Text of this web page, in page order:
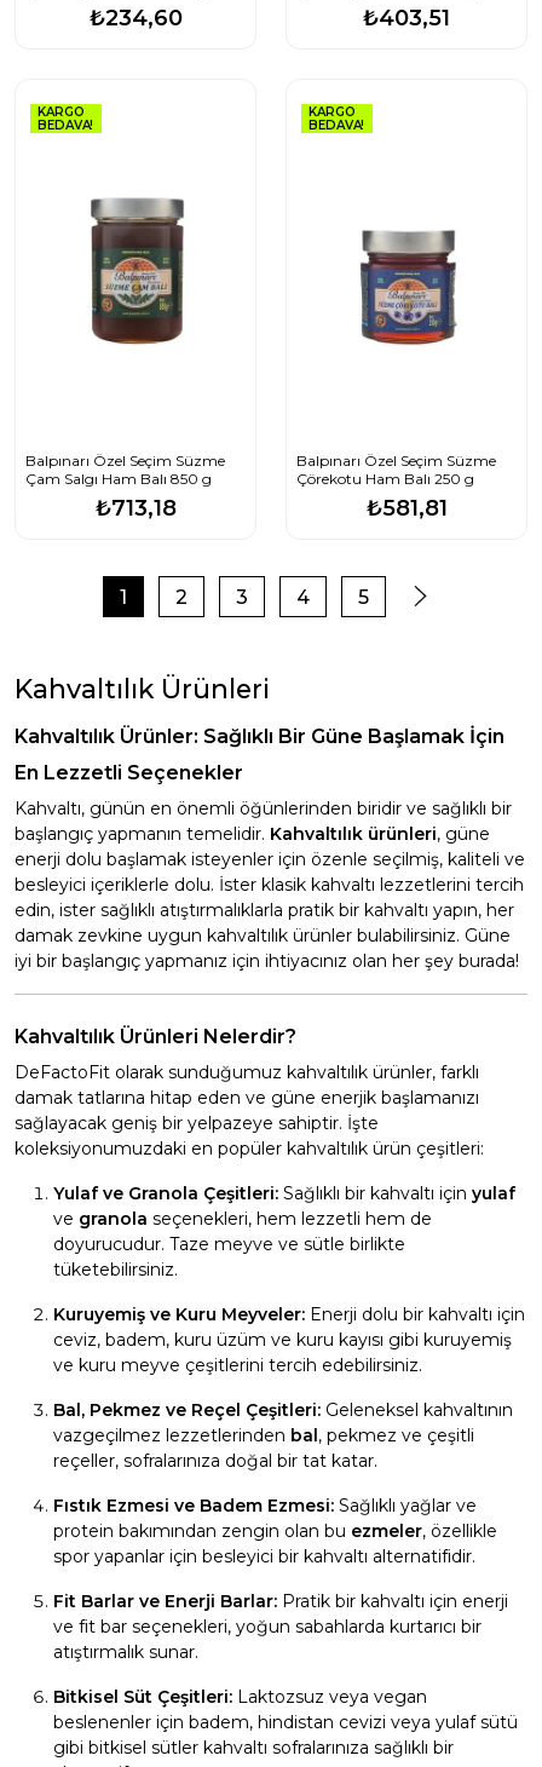
₺234,60 ₺403,51
KARGO
BEDAVA!
Balpınarı Özel Seçim Süzme
Çam Salgı Ham Balı 850 g
₺713,18
KARGO
BEDAVA!
Balpınarı Özel Seçim Süzme
Çörekotu Ham Balı 250 g
₺581,81
1 2 3 4 5
Kahvaltılık Ürünleri
Kahvaltılık Ürünler: Sağlıklı Bir Güne Başlamak İçin
En Lezzetli Seçenekler
Kahvaltı, günün en önemli öğünlerinden biridir ve sağlıklı bir
başlangıç yapmanın temelidir. Kahvaltılık ürünleri, güne
enerji dolu başlamak isteyenler için özenle seçilmiş, kaliteli ve
besleyici içeriklerle dolu. İster klasik kahvaltı lezzetlerini tercih
edin, ister sağlıklı atıştırmalıklarla pratik bir kahvaltı yapın, her
damak zevkine uygun kahvaltılık ürünler bulabilirsiniz. Güne
iyi bir başlangıç yapmanız için ihtiyacınız olan her şey burada!
Kahvaltılık Ürünleri Nelerdir?
DeFactoFit olarak sunduğumuz kahvaltılık ürünler, farklı
damak tatlarına hitap eden ve güne enerjik başlamanızı
sağlayacak geniş bir yelpazeye sahiptir. İşte
koleksiyonumuzdaki en popüler kahvaltılık ürün çeşitleri:
Yulaf ve Granola Çeşitleri: Sağlıklı bir kahvaltı için yulaf
ve granola seçenekleri, hem lezzetli hem de
doyurucudur. Taze meyve ve sütle birlikte
tüketebilirsiniz.
Kuruyemiş ve Kuru Meyveler: Enerji dolu bir kahvaltı için
ceviz, badem, kuru üzüm ve kuru kayısı gibi kuruyemiş
ve kuru meyve çeşitlerini tercih edebilirsiniz.
Bal, Pekmez ve Reçel Çeşitleri: Geleneksel kahvaltının
vazgeçilmez lezzetlerinden bal, pekmez ve çeşitli
reçeller, sofralarınıza doğal bir tat katar.
Fıstık Ezmesi ve Badem Ezmesi: Sağlıklı yağlar ve
protein bakımından zengin olan bu ezmeler, özellikle
spor yapanlar için besleyici bir kahvaltı alternatifidir.
Fit Barlar ve Enerji Barlar: Pratik bir kahvaltı için enerji
ve fit bar seçenekleri, yoğun sabahlarda kurtarıcı bir
atıştırmalık sunar.
Bitkisel Süt Çeşitleri: Laktozsuz veya vegan
beslenenler için badem, hindistan cevizi veya yulaf sütü
gibi bitkisel sütler kahvaltı sofralarınıza sağlıklı bir